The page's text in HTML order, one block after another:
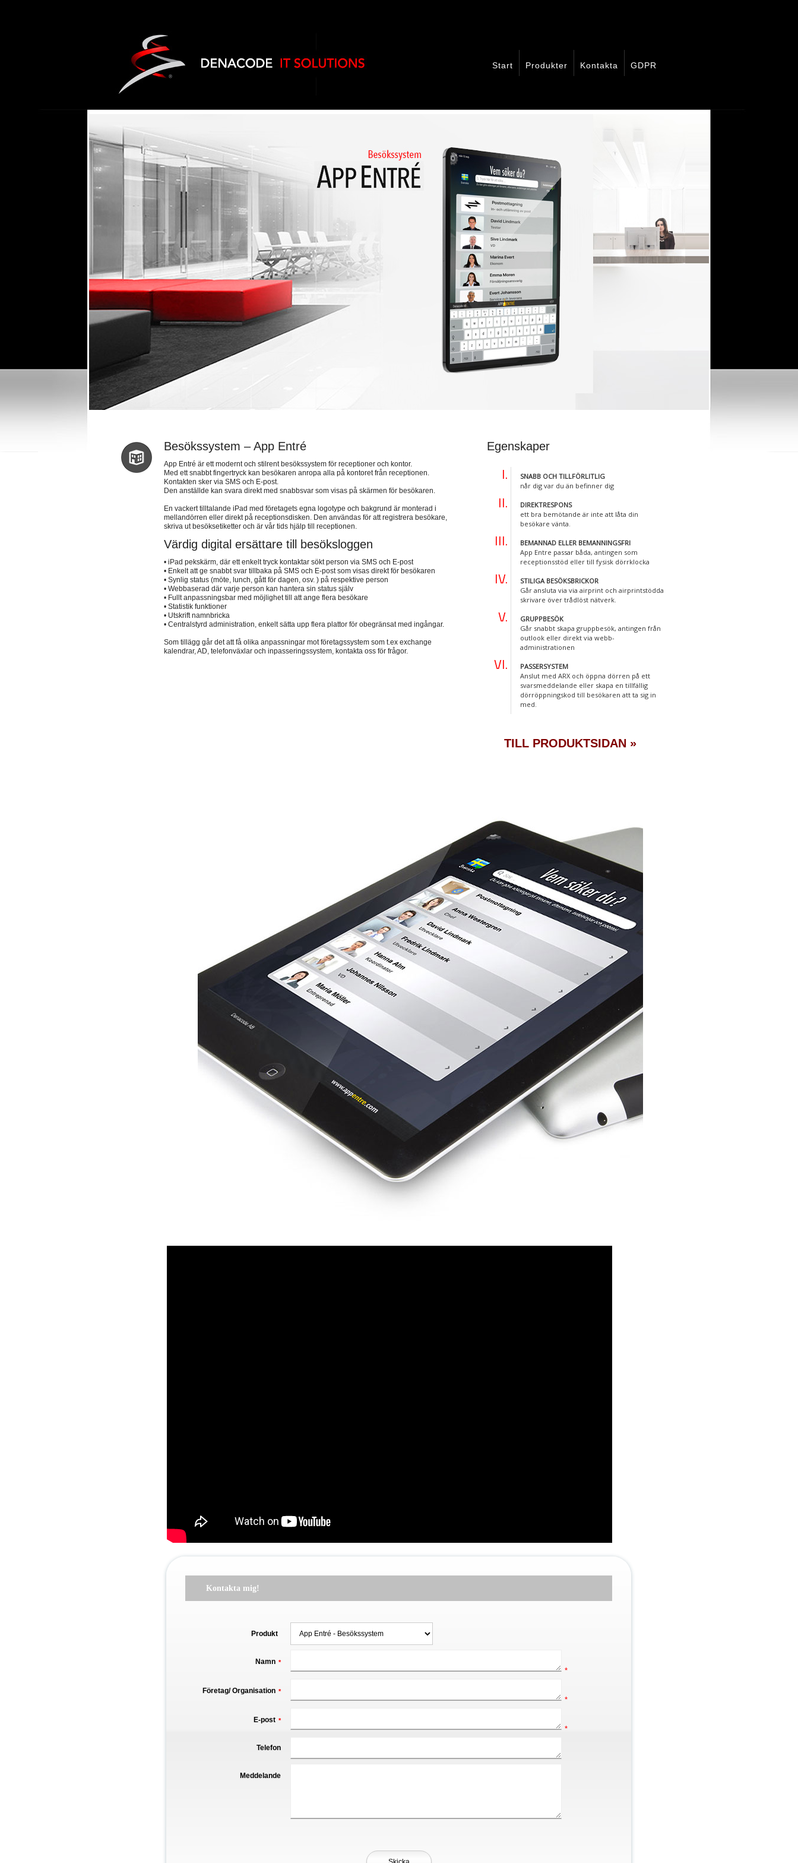
Start Produkter Kontakta GDPR
Besökssystem – App Entré
App Entré är ett modernt och stilrent besökssystem för receptioner och kontor.
Med ett snabbt fingertryck kan besökaren anropa alla på kontoret från receptionen.
Kontakten sker via SMS och E-post.
Den anställde kan svara direkt med snabbsvar som visas på skärmen för besökaren.
En vackert tilltalande iPad med företagets egna logotype och bakgrund är monterad i
mellandörren eller direkt på receptionsdisken. Den användas för att registrera besökare,
skriva ut besöksetiketter och är vår tids hjälp till receptionen.
Värdig digital ersättare till besöksloggen
• iPad pekskärm, där ett enkelt tryck kontaktar sökt person via SMS och E-post
• Enkelt att ge snabbt svar tillbaka på SMS och E-post som visas direkt för besökaren
• Synlig status (möte, lunch, gått för dagen, osv. ) på respektive person
• Webbaserad där varje person kan hantera sin status själv
• Fullt anpassningsbar med möjlighet till att ange flera besökare
• Statistik funktioner
• Utskrift namnbricka
• Centralstyrd administration, enkelt sätta upp flera plattor för obegränsat med ingångar.
Som tillägg går det att få olika anpassningar mot företagssystem som t.ex exchange
kalendrar, AD, telefonväxlar och inpasseringssystem, kontakta oss för frågor.
Egenskaper
SNABB OCH TILLFÖRLITLIG
når dig var du än befinner dig
DIREKTRESPONS
ett bra bemötande är inte att låta din
besökare vänta.
BEMANNAD ELLER BEMANNINGSFRI
App Entre passar båda, antingen som
receptionsstöd eller till fysisk dörrklocka
STILIGA BESÖKSBRICKOR
Går ansluta via via airprint och airprintstödda
skrivare över trådlöst nätverk.
GRUPPBESÖK
Går snabbt skapa gruppbesök, antingen från
outlook eller direkt via webb-
administrationen
PASSERSYSTEM
Anslut med ARX och öppna dörren på ett
svarsmeddelande eller skapa en tillfällig
dörröppningskod till besökaren att ta sig in
med.
TILL PRODUKTSIDAN »
Kontakta mig!
Produkt
Namn *
*
Företag/ Organisation *
*
E-post *
*
Telefon
Meddelande